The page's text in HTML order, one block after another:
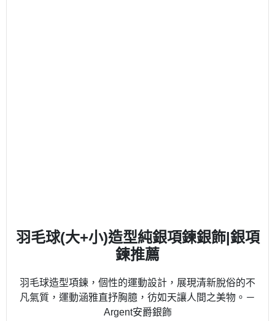
羽毛球(大+小)造型純銀項鍊銀飾|銀項
鍊推薦
羽毛球造型項鍊，個性的運動設計，展現清新脫俗的不
凡氣質，運動涵雅直抒胸臆，彷如天讓人間之美物。－
Argent安爵銀飾